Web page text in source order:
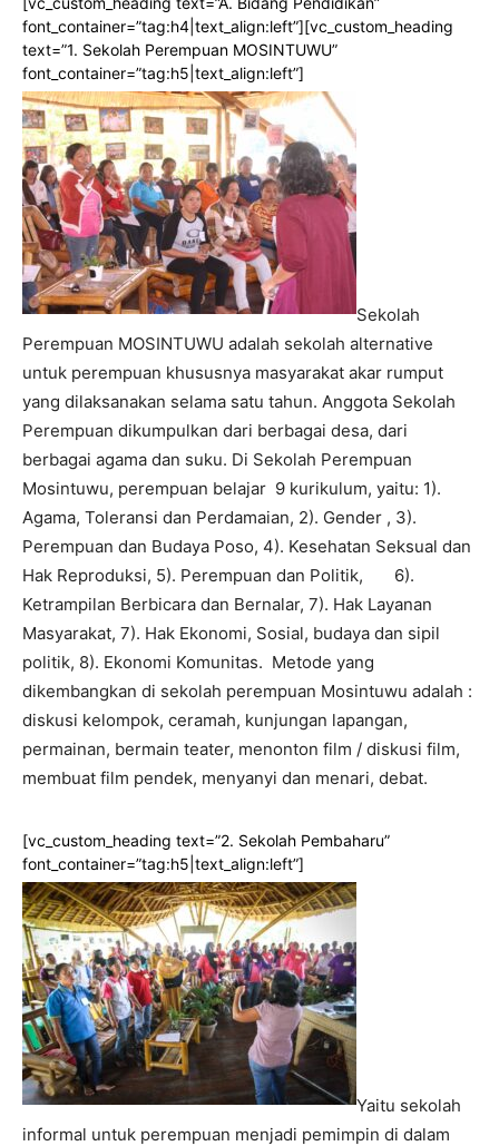
font_container=”tag:h4|text_align:left”][vc_custom_heading
text=”1. Sekolah Perempuan MOSINTUWU”
font_container=”tag:h5|text_align:left”]
Sekolah
Perempuan MOSINTUWU adalah sekolah alternative
untuk perempuan khususnya masyarakat akar rumput
yang dilaksanakan selama satu tahun. Anggota Sekolah
Perempuan dikumpulkan dari berbagai desa, dari
berbagai agama dan suku. Di Sekolah Perempuan
Mosintuwu, perempuan belajar 9 kurikulum, yaitu: 1).
Agama, Toleransi dan Perdamaian, 2). Gender , 3).
Perempuan dan Budaya Poso, 4). Kesehatan Seksual dan
Hak Reproduksi, 5). Perempuan dan Politik, 6).
Ketrampilan Berbicara dan Bernalar, 7). Hak Layanan
Masyarakat, 7). Hak Ekonomi, Sosial, budaya dan sipil
politik, 8). Ekonomi Komunitas. Metode yang
dikembangkan di sekolah perempuan Mosintuwu adalah :
diskusi kelompok, ceramah, kunjungan lapangan,
permainan, bermain teater, menonton film / diskusi film,
membuat film pendek, menyanyi dan menari, debat.
[vc_custom_heading text=”2. Sekolah Pembaharu”
font_container=”tag:h5|text_align:left”]
Yaitu sekolah
informal untuk perempuan menjadi pemimpin di dalam